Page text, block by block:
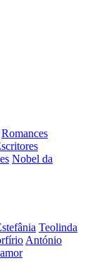
Romances
Nobel da
Teolinda
António